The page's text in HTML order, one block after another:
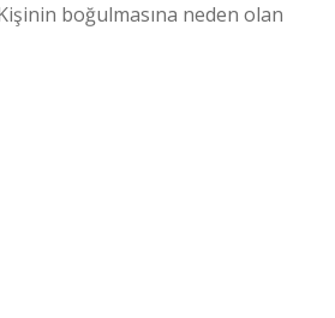
boğulmasına neden olan